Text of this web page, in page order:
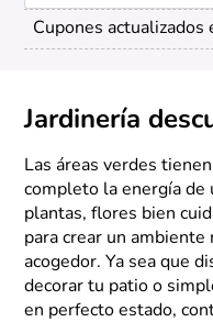
Cupones
Jardinería
Las áreas verdes
completo la energía de
plantas, flores bien
para crear un ambiente
acogedor. Ya sea que
decorar tu patio o
en perfecto estado,